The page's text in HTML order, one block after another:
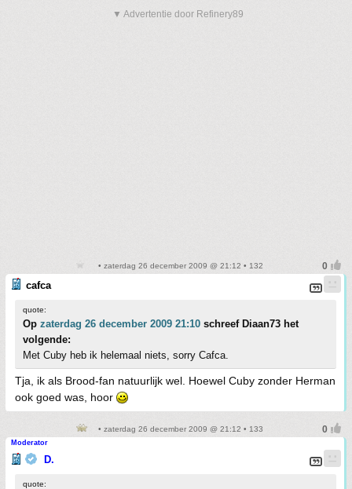
▼ Advertentie door Refinery89
• zaterdag 26 december 2009 @ 21:12 • 132
cafca
quote:
Op zaterdag 26 december 2009 21:10 schreef Diaan73 het
volgende:
Met Cuby heb ik helemaal niets, sorry Cafca.
Tja, ik als Brood-fan natuurlijk wel. Hoewel Cuby zonder Herman
ook goed was, hoor
• zaterdag 26 december 2009 @ 21:12 • 133
Moderator
D.
quote: